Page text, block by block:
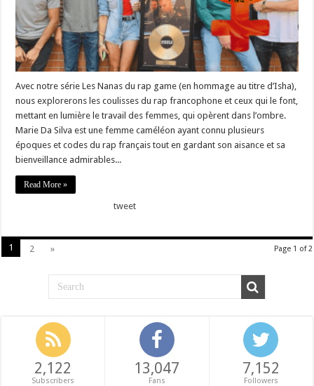
Avec notre série Les Nanas du rap game (en hommage au titre d’Isha),
nous explorerons les coulisses du rap francophone et ceux qui le font,
mettant en lumière le travail des femmes, qui opèrent dans l’ombre.
Marie Da Silva est une femme caméléon ayant connu plusieurs
époques et codes du rap français tout en gardant son aisance et sa
bienveillance admirables...
Read More »
tweet
Page 1 of 2
1 2 »
2,122
Subscribers
13,047
Fans
7,152
Followers